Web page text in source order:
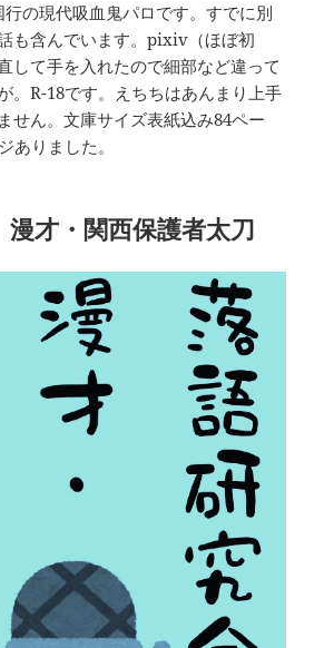
の現代吸血鬼パロです。すでに別
も含んでいます。pixiv（ほぼ初
して手を入れたので細部など違って
。R-18です。えちちはあんまり上手
せん。文庫サイズ表紙込み84ペー
ありました。
才・関西保護者太刀